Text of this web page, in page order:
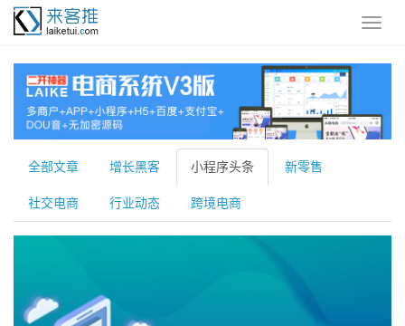
全部文章 增长黑客 小程序头条 新零售
社交电商 行业动态 跨境电商